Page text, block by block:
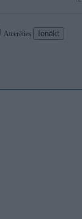
Atcerēties